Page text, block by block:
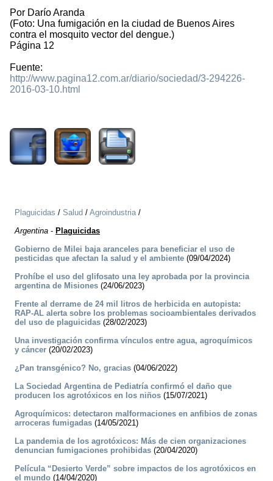
Por Darío Aranda
(Foto: Una fumigación en la ciudad de Buenos Aires
contra el mosquito vector del dengue.)
Página 12
Fuente:
http://www.pagina12.com.ar/diario/sociedad/3-294226-
2016-03-10.html
Plaguicidas / Salud / Agroindustria/
Argentina - Plaguicidas
Gobierno de Milei baja aranceles para beneficiar el uso de
pesticidas que afectan la salud y el ambiente (09/04/2024)
Prohíbe el uso del glifosato una ley aprobada por la provincia
argentina de Misiones (24/06/2023)
Frente al derrame de 24 mil litros de herbicida en autopista:
RAP-AL alerta sobre los problemas socioambientales derivados
del uso de plaguicidas (28/02/2023)
Una investigación confirma vínculos entre agua, agroquímicos
y cáncer (20/02/2023)
¿Pan transgénico? No, gracias (04/06/2022)
La Sociedad Argentina de Pediatría confirmó el daño que
producen los agrotóxicos en los niños (15/07/2021)
Agroquímicos: detectaron malformaciones en anfibios de zonas
arroceras fumigadas (14/05/2021)
La pandemia de los agrotóxicos: Más de cien organizaciones
denuncian fumigaciones prohibidas (20/04/2020)
Película “Desierto Verde” sobre impactos de los agrotóxicos en
el mundo (14/04/2020)